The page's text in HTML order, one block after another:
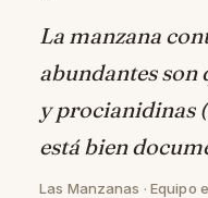
La manzana
abundantes son
y procianidinas
está bien
Las Manzanas · Equipo